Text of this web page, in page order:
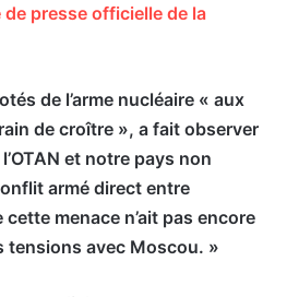
presse officielle de la
de l’arme nucléaire « aux
de croître », a fait observer
et notre pays non
armé direct entre
menace n’ait pas encore
tensions avec Moscou. »